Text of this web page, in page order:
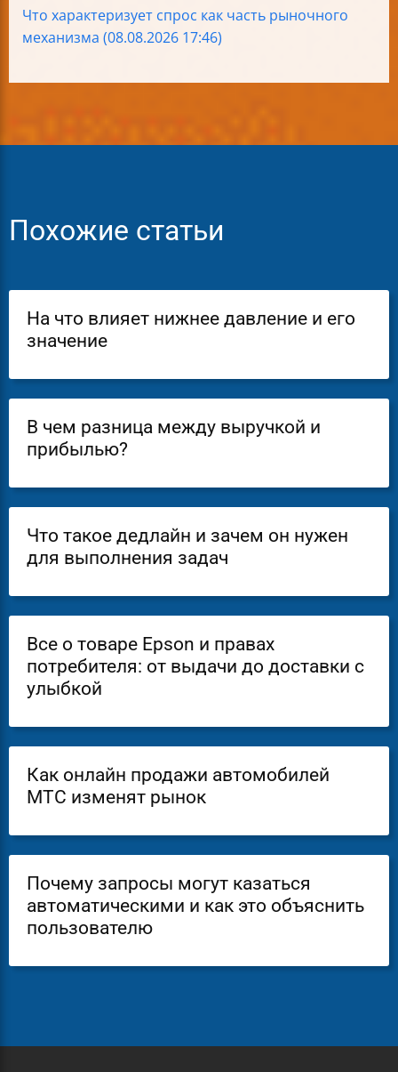
Что характеризует спрос как часть рыночного
механизма (08.08.2026 17:46)
Похожие статьи
На что влияет нижнее давление и его
значение
В чем разница между выручкой и
прибылью?
Что такое дедлайн и зачем он нужен
для выполнения задач
Все о товаре Epson и правах
потребителя: от выдачи до доставки с
улыбкой
Как онлайн продажи автомобилей
МТС изменят рынок
Почему запросы могут казаться
автоматическими и как это объяснить
пользователю